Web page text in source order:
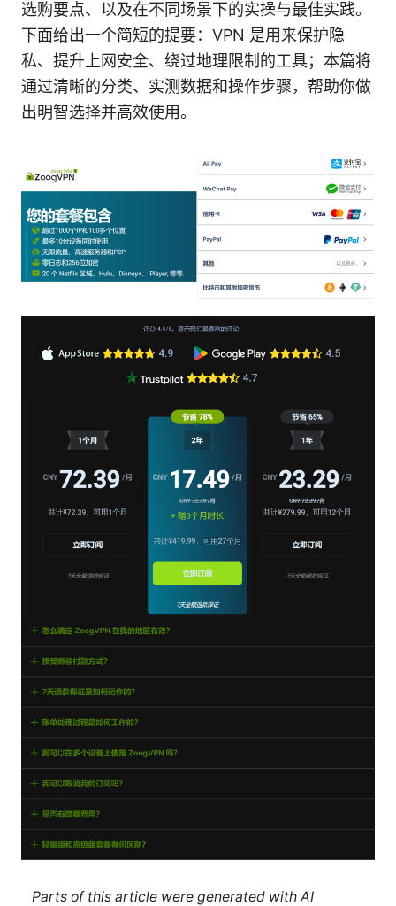
选购要点、以及在不同场景下的实操与最佳实践。
下面给出一个简短的提要：VPN 是用来保护隐
私、提升上网安全、绕过地理限制的工具；本篇将
通过清晰的分类、实测数据和操作步骤，帮助你做
出明智选择并高效使用。
Parts of this article were generated with AI